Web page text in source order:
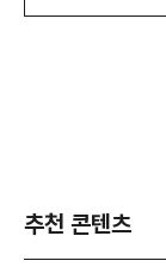
추천 콘텐츠